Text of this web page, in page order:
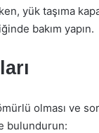
yük taşıma
bakım yapın.
olması ve
bulundurun: